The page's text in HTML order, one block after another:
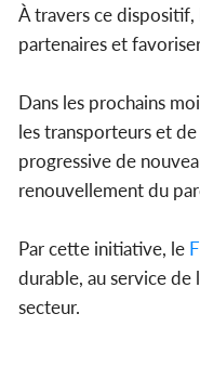
À travers ce dispositif,
partenaires et
Dans les prochains
les transporteurs et
progressive de
renouvellement du
Par cette initiative, le
durable, au service
secteur.